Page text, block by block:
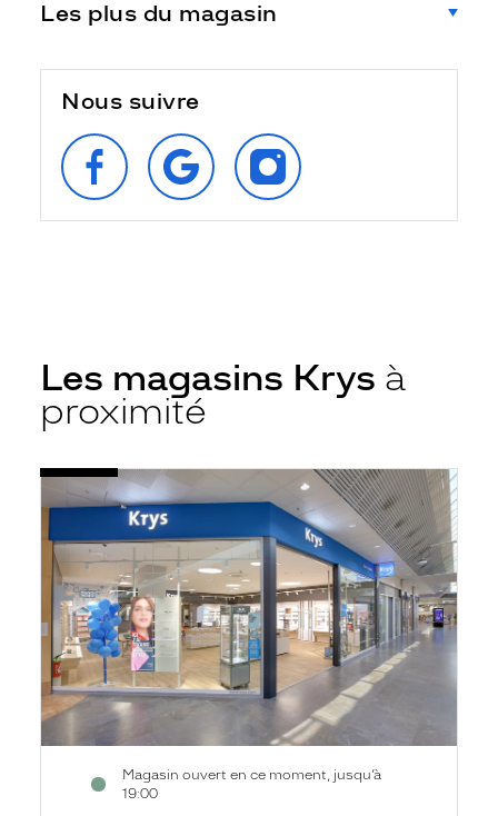
Les plus du magasin
Nous suivre
SUIVEZ‑NOUS
SUR
FACEBOOK
RETROUVEZ‑NOUS
SUR
GOOGLE
SUIVEZ‑NOUS
SUR
INSTAGRAM
Les magasins Krys à
proximité
Opticien
Gaillac
Cc
Leclerc
Krys
Magasin ouvert en ce moment, jusqu’à
19:00
Voir
la